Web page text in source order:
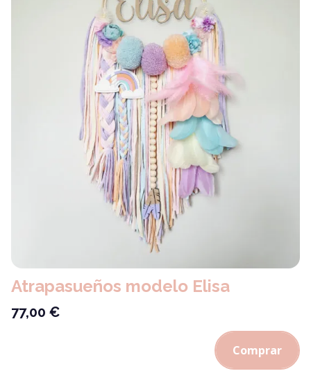
Atrapasueños modelo Elisa
77,00 €
Comprar